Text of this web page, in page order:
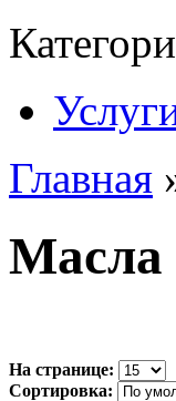
Главная
Масла
На странице:
Сортировка: